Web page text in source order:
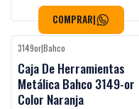
COMPRAR|
-38%OFF
3149or|Bahco
Caja De Herramientas
Metálica Bahco 3149-or
Color Naranja